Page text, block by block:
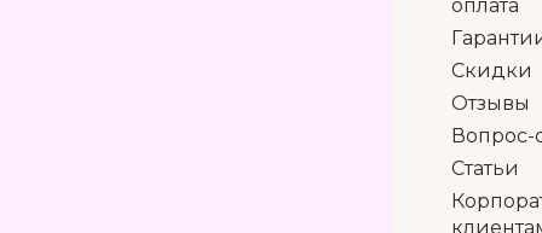
оплата
Скидки
Отзывы
Вопрос-
Статьи